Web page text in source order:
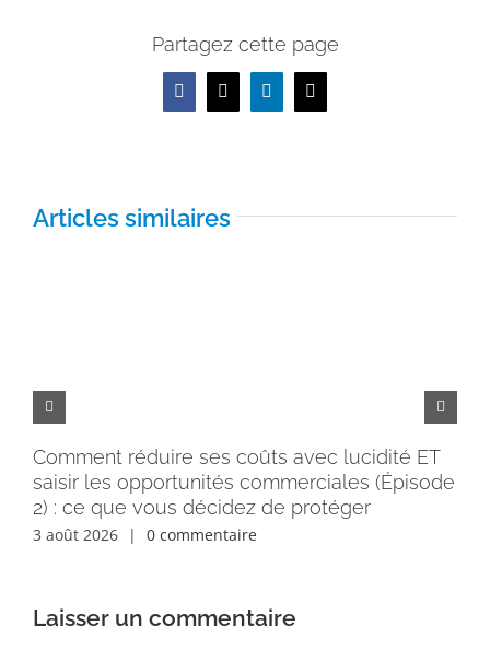
Partagez cette page
Facebook
X LinkedInEmail
Articles similaires
Comment réduire ses coûts avec lucidité ET
saisir les opportunités commerciales (Épisode
2) : ce que vous décidez de protéger
3 août 2026 | 0 commentaire
Laisser un commentaire